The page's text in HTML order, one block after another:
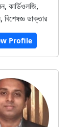
কার্ডিওলজি,
বিশেষজ্ঞ ডাক্তার
Profile